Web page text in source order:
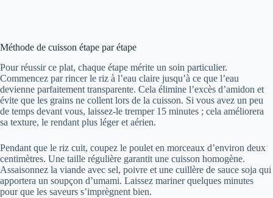
Méthode de cuisson étape par étape
Pour réussir ce plat, chaque étape mérite un soin particulier.
Commencez par rincer le riz à l’eau claire jusqu’à ce que l’eau
devienne parfaitement transparente. Cela élimine l’excès d’amidon et
évite que les grains ne collent lors de la cuisson. Si vous avez un peu
de temps devant vous, laissez-le tremper 15 minutes ; cela améliorera
sa texture, le rendant plus léger et aérien.
Pendant que le riz cuit, coupez le poulet en morceaux d’environ deux
centimètres. Une taille régulière garantit une cuisson homogène.
Assaisonnez la viande avec sel, poivre et une cuillère de sauce soja qui
apportera un soupçon d’umami. Laissez mariner quelques minutes
pour que les saveurs s’imprègnent bien.